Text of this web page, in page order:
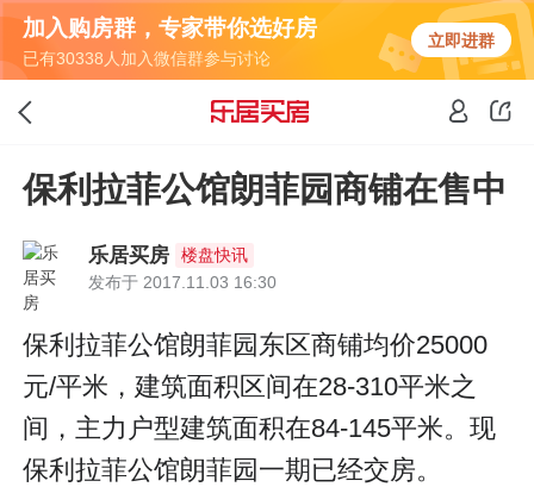
加入购房群，专家带你选好房
已有30338人加入微信群参与讨论
立即进群
保利拉菲公馆朗菲园商铺在售中
乐居买房
楼盘快讯
发布于 2017.11.03 16:30
保利拉菲公馆朗菲园东区商铺均价25000
元/平米，建筑面积区间在28-310平米之
间，主力户型建筑面积在84-145平米。现
保利拉菲公馆朗菲园一期已经交房。